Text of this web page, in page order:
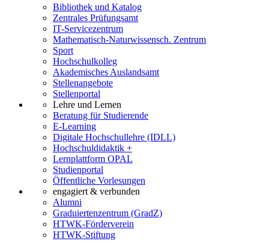
Bibliothek und Katalog
Zentrales Prüfungsamt
IT-Servicezentrum
Mathematisch-Naturwissensch. Zentrum
Sport
Hochschulkolleg
Akademisches Auslandsamt
Stellenangebote
Stellenportal
Lehre und Lernen
Beratung für Studierende
E-Learning
Digitale Hochschullehre (IDLL)
Hochschuldidaktik +
Lernplattform OPAL
Studienportal
Öffentliche Vorlesungen
engagiert & verbunden
Alumni
Graduiertenzentrum (GradZ)
HTWK-Förderverein
HTWK-Stiftung